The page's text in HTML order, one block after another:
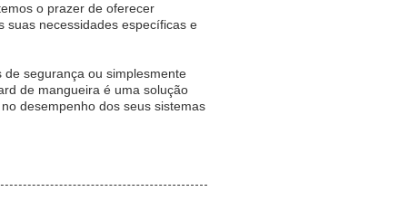
o prazer de oferecer
suas necessidades específicas e
segurança ou simplesmente
de mangueira é uma solução
desempenho dos seus sistemas